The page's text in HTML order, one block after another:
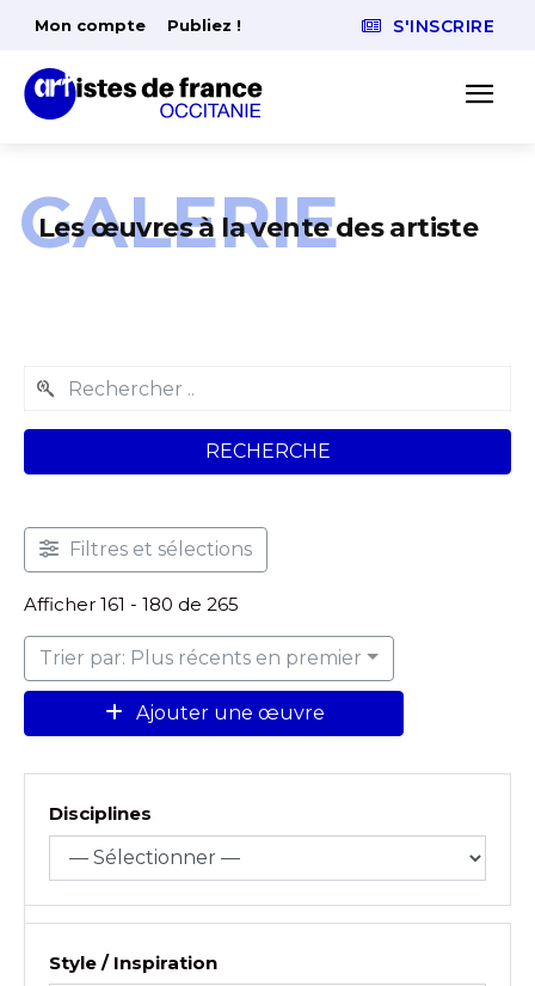
Mon compte Publiez ! S'INSCRIRE
Les œuvres à la vente des artiste
GALERIE
RECHERCHE
Filtres et sélections
Afficher 161 - 180 de 265
Trier par: Plus récents en premier
Ajouter une œuvre
Disciplines
Style / Inspiration